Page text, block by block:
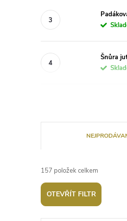
Šnůra
a
z
e
157 položek celkem
OTEVŘÍT FILTR